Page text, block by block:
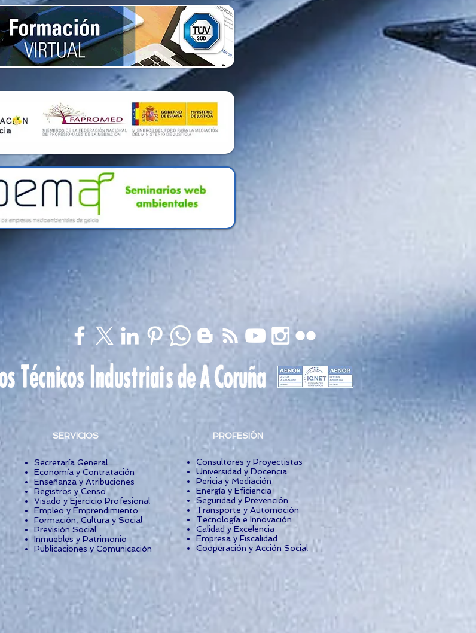
SERVICIOS PROFESIÓN
Secretaría General
Economía y Contratación
Enseñanza y Atribuciones
Registros y Censo
Visado y Ejercicio Profesional
Empleo y Emprendimiento
Formación, Cultura y Social
Previsión Social
Inmuebles y Patrimonio
Publicaciones y Comunicación
Consultores y Proyectistas
Universidad y Docencia
Pericia y Mediación
Energía y Eficiencia
Seguridad y Prevención
Transporte y Automoción
Tecnología e Innovación
Calidad y Excelencia
Empresa y Fiscalidad
Cooperación y Acción Social